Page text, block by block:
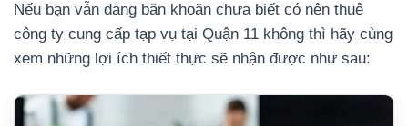
Nếu bạn vẫn đang băn khoăn chưa biết có nên thuê
công ty cung cấp tạp vụ tại Quận 11 không thì hãy cùng
xem những lợi ích thiết thực sẽ nhận được như sau: